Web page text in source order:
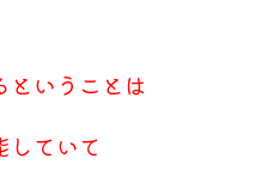
ということは
していて